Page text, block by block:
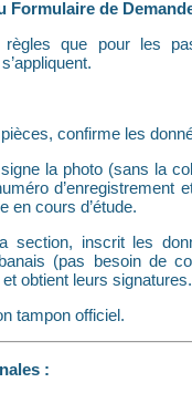
Formulaire de
que pour les
confirme les
la photo (sans la
d’enregistrement
en cours d’étude.
section, inscrit les
(pas besoin de
et obtient leurs signatures.
tampon officiel.
: